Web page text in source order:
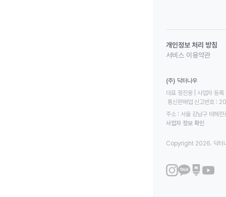
개인정보 처리 방침
서비스 이용약관
(주) 닥터나우
대표 정진웅 | 사업자
통신판매업 신고번호
주소 : 서울 강남구 테헤
사업자 정보 확인
Copyright 2026. 닥터